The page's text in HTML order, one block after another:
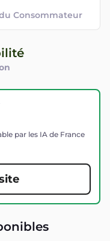
Consommateur
par les IA de France